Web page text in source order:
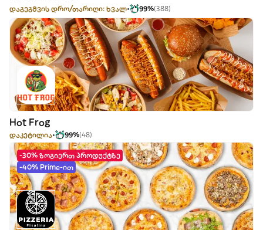
დაგეგმვის დრო/თარიღი: ხვალ 99%(388)
Hot Frog
დაკეტილია 99%(48)
-30% ზოგიერთ პროდუქტზე
-40% Prime-ით